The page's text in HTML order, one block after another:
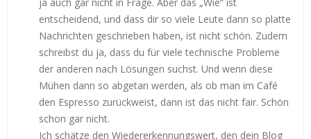
entscheidend, und dass dir so viele Leute dann so platte
Nachrichten geschrieben haben, ist nicht schön. Zudem
schreibst du ja, dass du für viele technische Probleme
der anderen nach Lösungen suchst. Und wenn diese
Mühen dann so abgetan werden, als ob man im Café
den Espresso zurückweist, dann ist das nicht fair. Schön
schon gar nicht.
Ich schätze den Wiedererkennungswert, den dein Blog